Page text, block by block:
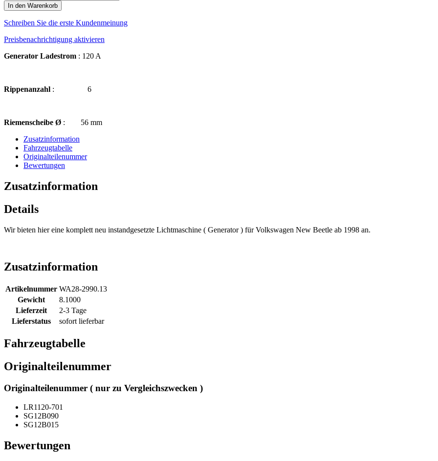
In den Warenkorb
Schreiben Sie die erste Kundenmeinung
Preisbenachrichtigung aktivieren
Generator Ladestrom : 120 A
Rippenanzahl : 6
Riemenscheibe Ø : 56 mm
Zusatzinformation
Fahrzeugtabelle
Originalteilenummer
Bewertungen
Zusatzinformation
Details
Wir bieten hier eine komplett neu instandgesetzte Lichtmaschine ( Generator ) für Volkswagen New Beetle ab 1998 an.
Zusatzinformation
Artikelnummer WA28-2990.13
Gewicht
8.1000
Lieferzeit
2-3 Tage
Lieferstatus
sofort lieferbar
Fahrzeugtabelle
Originalteilenummer
Originalteilenummer ( nur zu Vergleichszwecken )
LR1120-701
SG12B090
SG12B015
Bewertungen